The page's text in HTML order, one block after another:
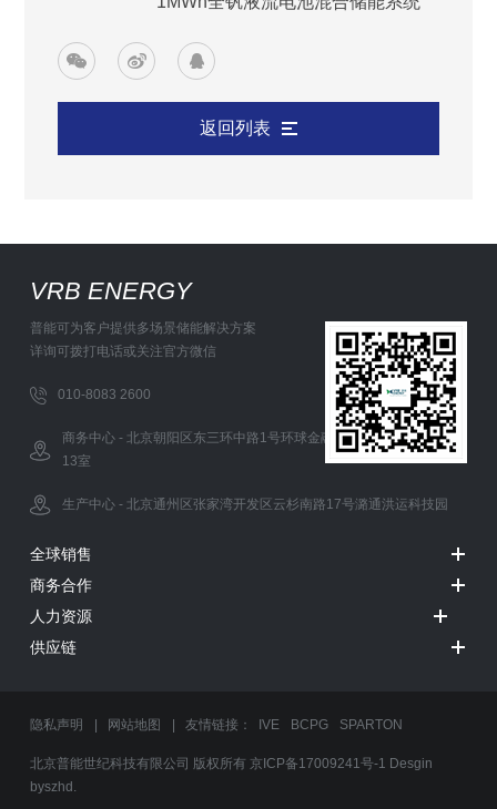
返回列表
VRB ENERGY
普能可为客户提供多场景储能解决方案
详询可拨打电话或关注官方微信
010-8083 2600
商务中心 - 北京朝阳区东三环中路1号环球金融中心办公西塔5层12-
13室
生产中心 - 北京通州区张家湾开发区云杉南路17号潞通洪运科技园
全球销售
商务合作
人力资源
供应链
隐私声明 网站地图 | 友情链接： IVE BCPG SPARTON
北京普能世纪科技有限公司 版权所有 京ICP备17009241号-1 Desgin
byszhd.